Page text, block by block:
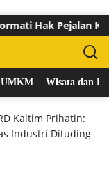
Pejalan Kaki
UMKM Wisata dan
Kaltim Prihatin:
Industri Dituding